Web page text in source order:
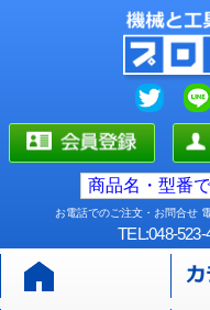
お電話でのご注文・お問合せ
TEL:048-523-